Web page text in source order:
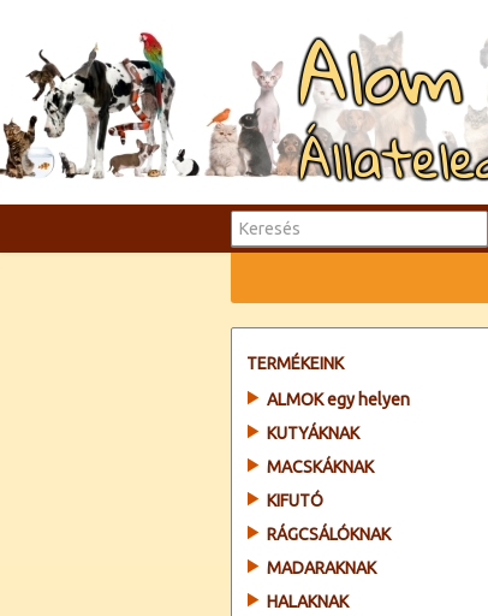
TERMÉKEINK
ALMOK egy helyen
KUTYÁKNAK
MACSKÁKNAK
KIFUTÓ
RÁGCSÁLÓKNAK
MADARAKNAK
HALAKNAK